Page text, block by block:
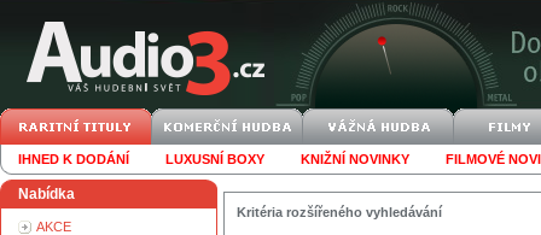
IHNED K DODÁNÍ LUXUSNÍ BOXY KNIŽNÍ NOVINKY FILMOVÉ
Nabídka
AKCE
Kritéria rozšířeného vyhledávání